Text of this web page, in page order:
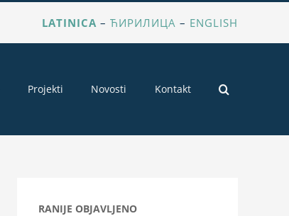
LATINICA –ЋИРИЛИЦА – ENGLISH
Projekti Novosti Kontakt
RANIJE OBJAVLJENO